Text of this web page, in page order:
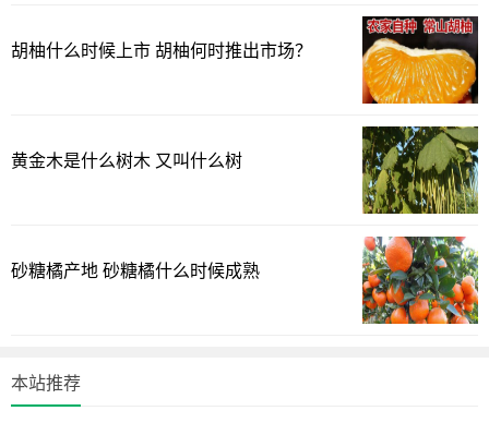
胡柚什么时候上市 胡柚何时推出市场？
黄金木是什么树木 又叫什么树
砂糖橘产地 砂糖橘什么时候成熟
本站推荐